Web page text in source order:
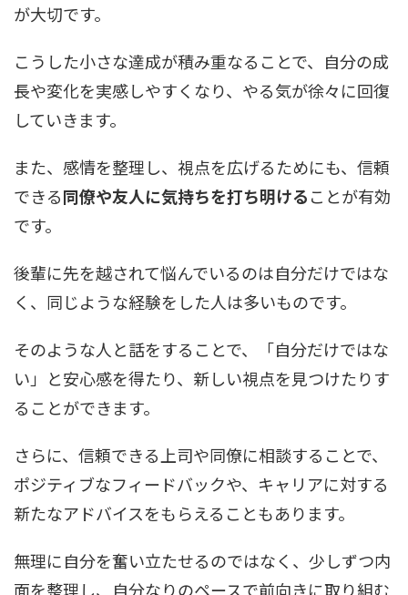
が大切です。
こうした小さな達成が積み重なることで、自分の成
長や変化を実感しやすくなり、やる気が徐々に回復
していきます。
また、感情を整理し、視点を広げるためにも、信頼
できる同僚や友人に気持ちを打ち明けることが有効
です。
後輩に先を越されて悩んでいるのは自分だけではな
く、同じような経験をした人は多いものです。
そのような人と話をすることで、「自分だけではな
い」と安心感を得たり、新しい視点を見つけたりす
ることができます。
さらに、信頼できる上司や同僚に相談することで、
ポジティブなフィードバックや、キャリアに対する
新たなアドバイスをもらえることもあります。
無理に自分を奮い立たせるのではなく、少しずつ内
面を整理し、自分なりのペースで前向きに取り組む